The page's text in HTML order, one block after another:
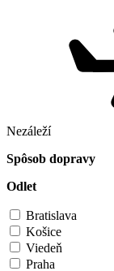
Nezáleží
Spôsob dopravy
Odlet
Bratislava
Košice
Viedeň
Praha